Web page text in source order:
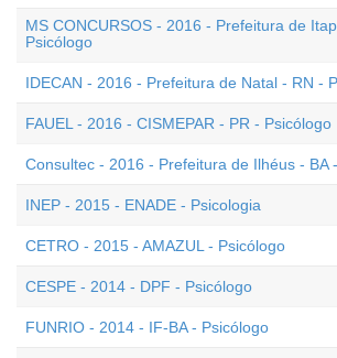
MS CONCURSOS - 2016 - Prefeitura de
Psicólogo
IDECAN - 2016 - Prefeitura de Natal - RN -
FAUEL - 2016 - CISMEPAR - PR - Psicólogo
Consultec - 2016 - Prefeitura de Ilhéus - BA
INEP - 2015 - ENADE - Psicologia
CETRO - 2015 - AMAZUL - Psicólogo
CESPE - 2014 - DPF - Psicólogo
FUNRIO - 2014 - IF-BA - Psicólogo